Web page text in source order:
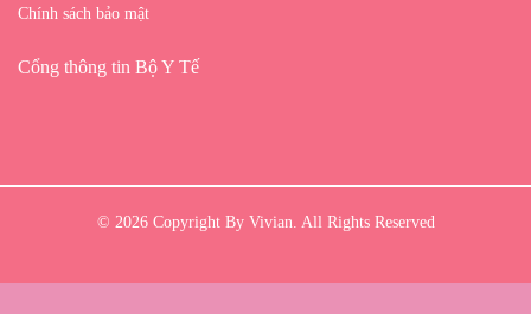
Chính sách bảo mật
Cổng thông tin Bộ Y Tế
© 2026 Copyright By Vivian. All Rights Reserved